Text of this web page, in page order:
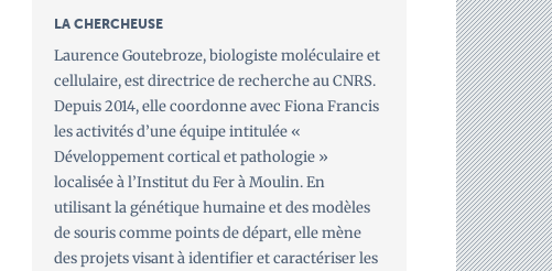
LA CHERCHEUSE
Laurence Goutebroze, biologiste moléculaire et
cellulaire, est directrice de recherche au CNRS.
Depuis 2014, elle coordonne avec Fiona Francis
les activités d’une équipe intitulée «
Développement cortical et pathologie »
localisée à l’Institut du Fer à Moulin. En
utilisant la génétique humaine et des modèles
de souris comme points de départ, elle mène
des projets visant à identifier et caractériser les